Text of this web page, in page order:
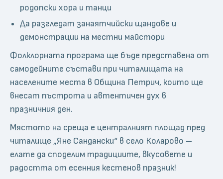
родопски хора и танци
Да разгледат занаятчийски щандове и
демонстрации на местни майстори
Фолклорната програма ще бъде представена от
самодейните състави при читалищата на
населените места в Община Петрич, които ще
внесат пъстрота и автентичен дух в
празничния ден.
Мястото на среща е централният площад пред
читалище „Яне Сандански“ в село Коларово –
елате да споделим традициите, вкусовете и
радостта от есенния кестенов празник!